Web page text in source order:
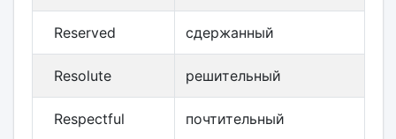
Reserved сдержанный
Resolute решительный
Respectful почтительный